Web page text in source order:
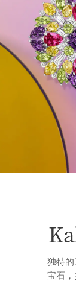
独特
宝石